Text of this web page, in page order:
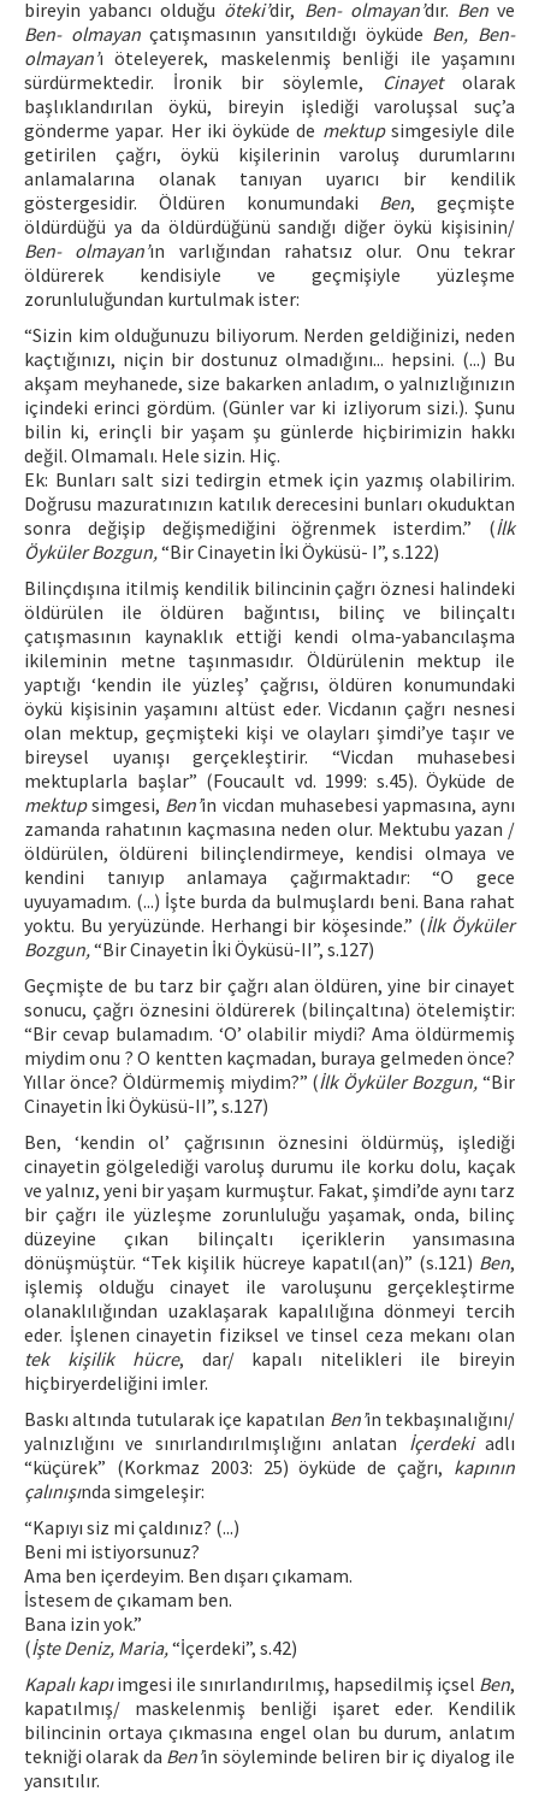
bireyin yabancı olduğu öteki’dir, Ben- olmayan’dır. Benve
Ben- olmayançatışmasının yansıtıldığı öyküde Ben, Ben-
olmayan’ı öteleyerek, maskelenmiş benliği ile yaşamını
sürdürmektedir. İronik bir söylemle, Cinayetolarak
başlıklandırılan öykü, bireyin işlediği varoluşsal suç’a
gönderme yapar. Her iki öyküde de mektupsimgesiyle dile
getirilen çağrı, öykü kişilerinin varoluş durumlarını
anlamalarına olanak tanıyan uyarıcı bir kendilik
göstergesidir. Öldüren konumundaki Ben, geçmişte
öldürdüğü ya da öldürdüğünü sandığı diğer öykü kişisinin/
Ben- olmayan’ın varlığından rahatsız olur. Onu tekrar
öldürerek kendisiyle ve geçmişiyle yüzleşme
zorunluluğundan kurtulmak ister:
“Sizin kim olduğunuzu biliyorum. Nerden geldiğinizi, neden
kaçtığınızı, niçin bir dostunuz olmadığını... hepsini. (...) Bu
akşam meyhanede, size bakarken anladım, o yalnızlığınızın
içindeki erinci gördüm. (Günler var ki izliyorum sizi.). Şunu
bilin ki, erinçli bir yaşam şu günlerde hiçbirimizin hakkı
değil. Olmamalı. Hele sizin. Hiç.
Ek: Bunları salt sizi tedirgin etmek için yazmış olabilirim.
Doğrusu mazuratınızın katılık derecesini bunları okuduktan
sonra değişip değişmediğini öğrenmek isterdim.” (İlk
Öyküler Bozgun,“Bir Cinayetin İki Öyküsü- I”, s.122)
Bilinçdışına itilmiş kendilik bilincinin çağrı öznesi halindeki
öldürülen ile öldüren bağıntısı, bilinç ve bilinçaltı
çatışmasının kaynaklık ettiği kendi olma-yabancılaşma
ikileminin metne taşınmasıdır. Öldürülenin mektup ile
yaptığı ‘kendin ile yüzleş’ çağrısı, öldüren konumundaki
öykü kişisinin yaşamını altüst eder. Vicdanın çağrı nesnesi
olan mektup, geçmişteki kişi ve olayları şimdi’ye taşır ve
bireysel uyanışı gerçekleştirir. “Vicdan muhasebesi
mektuplarla başlar” (Foucault vd. 1999: s.45). Öyküde de
mektupsimgesi, Ben’in vicdan muhasebesi yapmasına, aynı
zamanda rahatının kaçmasına neden olur. Mektubu yazan /
öldürülen, öldüreni bilinçlendirmeye, kendisi olmaya ve
kendini tanıyıp anlamaya çağırmaktadır: “O gece
uyuyamadım. (...) İşte burda da bulmuşlardı beni. Bana rahat
yoktu. Bu yeryüzünde. Herhangi bir köşesinde.” (İlk Öyküler
Bozgun,“Bir Cinayetin İki Öyküsü-II”, s.127)
Geçmişte de bu tarz bir çağrı alan öldüren, yine bir cinayet
sonucu, çağrı öznesini öldürerek (bilinçaltına) ötelemiştir:
“Bir cevap bulamadım. ‘O’ olabilir miydi? Ama öldürmemiş
miydim onu ? O kentten kaçmadan, buraya gelmeden önce?
Yıllar önce? Öldürmemiş miydim?” (İlk Öyküler Bozgun, “Bir
Cinayetin İki Öyküsü-II”, s.127)
Ben, ‘kendin ol’ çağrısının öznesini öldürmüş, işlediği
cinayetin gölgelediği varoluş durumu ile korku dolu, kaçak
ve yalnız, yeni bir yaşam kurmuştur. Fakat, şimdi’de aynı tarz
bir çağrı ile yüzleşme zorunluluğu yaşamak, onda, bilinç
düzeyine çıkan bilinçaltı içeriklerin yansımasına
dönüşmüştür. “Tek kişilik hücreye kapatıl(an)” (s.121) Ben,
işlemiş olduğu cinayet ile varoluşunu gerçekleştirme
olanaklılığından uzaklaşarak kapalılığına dönmeyi tercih
eder. İşlenen cinayetin fiziksel ve tinsel ceza mekanı olan
tek kişilik hücre, dar/ kapalı nitelikleri ile bireyin
hiçbiryerdeliğini imler.
Baskı altında tutularak içe kapatılan Ben’in tekbaşınalığını/
yalnızlığını ve sınırlandırılmışlığını anlatan İçerdekiadlı
“küçürek” (Korkmaz 2003: 25) öyküde de çağrı, kapının
çalınışında simgeleşir:
“Kapıyı siz mi çaldınız? (...)
Beni mi istiyorsunuz?
Ama ben içerdeyim. Ben dışarı çıkamam.
İstesem de çıkamam ben.
Bana izin yok.”
(İşte Deniz, Maria,“İçerdeki”, s.42)
Kapalı kapıimgesi ile sınırlandırılmış, hapsedilmiş içsel Ben,
kapatılmış/ maskelenmiş benliği işaret eder. Kendilik
bilincinin ortaya çıkmasına engel olan bu durum, anlatım
tekniği olarak da Ben’in söyleminde beliren bir iç diyalog ile
yansıtılır.